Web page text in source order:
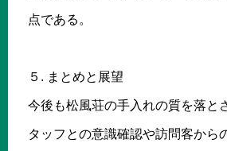
点である。
５. まとめと展望
今後も松風荘の手入れの質を落と
タッフとの意識確認や訪問客から